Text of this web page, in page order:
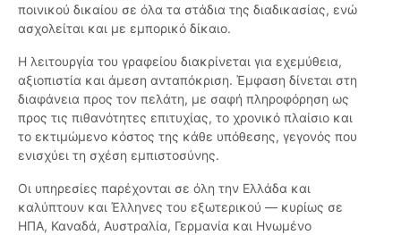
ποινικού δικαίου σε όλα τα στάδια της διαδικασίας, ενώ
ασχολείται και με εμπορικό δίκαιο.
Η λειτουργία του γραφείου διακρίνεται για εχεμύθεια,
αξιοπιστία και άμεση ανταπόκριση. Έμφαση δίνεται στη
διαφάνεια προς τον πελάτη, με σαφή πληροφόρηση ως
προς τις πιθανότητες επιτυχίας, το χρονικό πλαίσιο και
το εκτιμώμενο κόστος της κάθε υπόθεσης, γεγονός που
ενισχύει τη σχέση εμπιστοσύνης.
Οι υπηρεσίες παρέχονται σε όλη την Ελλάδα και
καλύπτουν και Έλληνες του εξωτερικού — κυρίως σε
ΗΠΑ, Καναδά, Αυστραλία, Γερμανία και Ηνωμένο